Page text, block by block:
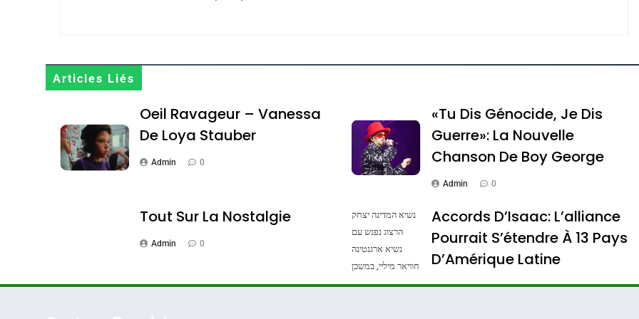
Articles Liés
Oeil Ravageur – Vanessa
De Loya Stauber
Admin 0
«Tu Dis Génocide, Je Dis
Guerre»: La Nouvelle
Chanson De Boy George
Admin 0
Tout Sur La Nostalgie
Admin 0
נשיא המדינה יצחק
הרצוג נפגש עם
נשיא ארגנטינה
חוויאר מיליי, במשכן
הנשיא בירושלים.
Accords D’Isaac: L’alliance
Pourrait S’étendre À 13 Pays
D’Amérique Latine
Admin 0
Terroir
Oeil Ravageur – Vanessa De Loya Stauber